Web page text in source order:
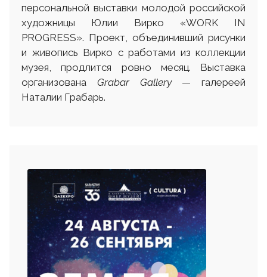
персональной выставки молодой российской
художницы Юлии Вирко «WORK IN
PROGRESS». Проект, объединивший рисунки
и живопись Вирко с работами из коллекции
музея, продлится ровно месяц. Выставка
организована Grabar Gallery— галереей
Наталии Грабарь.